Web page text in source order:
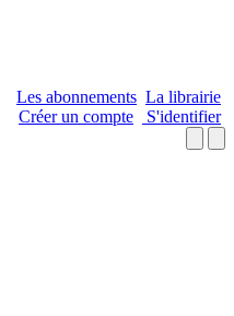
Les abonnements La librairie
Créer un compte
S'identifier